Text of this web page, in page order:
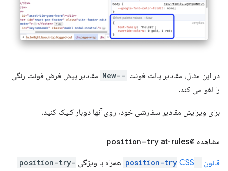
در این مثال، مقادیر پالت فونت --New
مقادیر پیش فرض فونت رنگی
را لغو می کند.
برای ویرایش مقادیر سفارشی خود، روی آنها دوبار کلیک کنید.
مشاهده @position-try
at-rules
قانون CSS همراه با ویژگی position-try-